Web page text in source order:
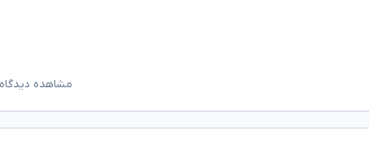
مشاهده